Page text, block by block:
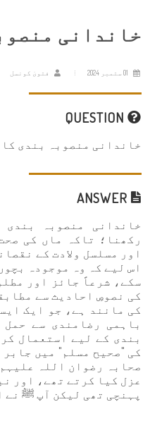
خاندانی
فتویٰ کونسل
خاندانی منصوبہ بندی
خاندانی منصوبہ
رکھنا؛ تاکہ ماں کی
اور مسلسل ولادت کے
اس لیے کہ وہ موجودہ
سکے، شرعاً جائز اور
کی نصوصِ احادیث سے
کی مانند ہے، جو ایک
باہمی رضامندی سے
بندی کے لیے استعمال
کی "صحيح مسلم" میں
صحابہ رضوان اللہ
عزل کیا کرتے تھے، اور
پہنچی تھی لیکن آپ ﷺ نے